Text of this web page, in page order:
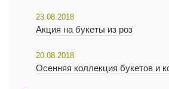
23.08.2018
Акция на букеты из роз
20.08.2018
Осенняя коллекция букетов и